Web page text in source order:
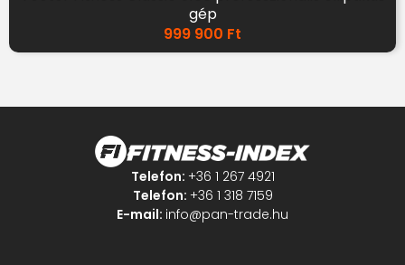
gép
999 900 Ft
Telefon: +36 1 267 4921
Telefon: +36 1 318 7159
E-mail: info@pan-trade.hu